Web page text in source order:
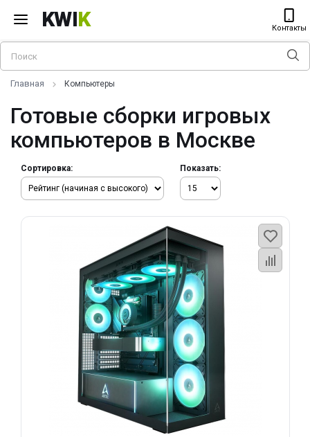
KWIK Контакты
Главная Компьютеры
Готовые сборки игровых
компьютеров в Москве
Сортировка: Показать: